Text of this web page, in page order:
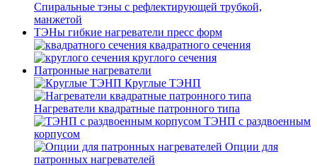
Спиральные тэны с рефлектирующей трубкой,
манжетой
ТЭНы гибкие нагреватели пресс форм
квадратного сечения
круглого сечения
Патронные нагреватели
Круглые ТЭНП
Нагреватели квадратные патронного типа
ТЭНП с раздвоенным
корпусом
Опции для
патронных нагревателей